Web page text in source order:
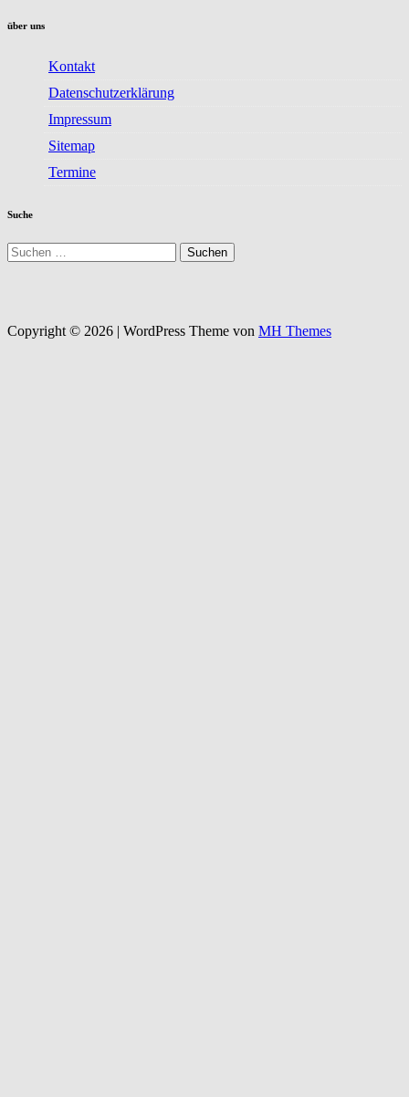
über uns
Kontakt
Datenschutzerklärung
Impressum
Sitemap
Termine
Suche
Suchen
nach:
Copyright © 2026 | WordPress Theme von MH Themes